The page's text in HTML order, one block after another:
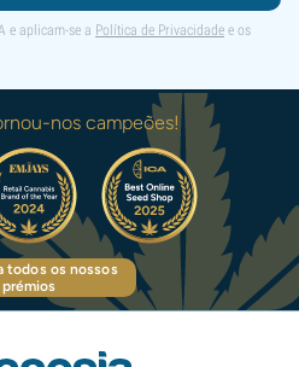
e aplicam-se a Política de Privacidade e os
nos campeões!
todos os nossos
prémios